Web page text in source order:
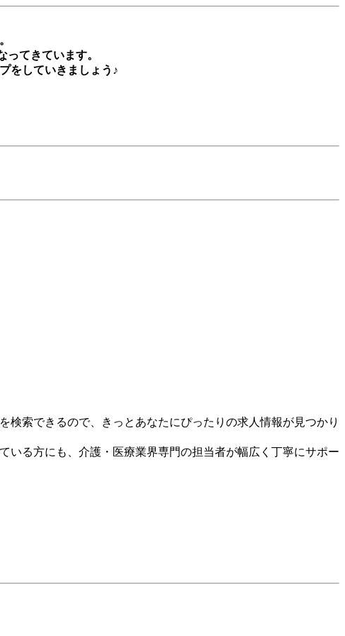
てきています。
をしていきましょう♪
索できるので、きっとあなたにぴったりの求人情報が見つかり
いる方にも、介護・医療業界専門の担当者が幅広く丁寧にサポー